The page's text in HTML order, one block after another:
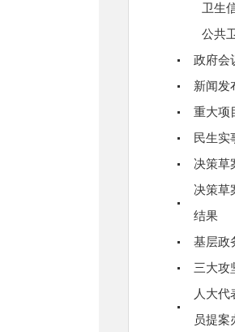
卫生
公共
政府会
新闻发
重大项
民生实
决策草
决策草
结果
基层政
三大攻
人大代
员提案